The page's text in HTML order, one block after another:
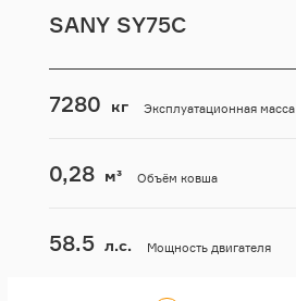
SANY SY75C
Эксплуатационная масса
7280 кг
Объём ковша
0,28 м³
Мощность двигателя
58.5 л.с.